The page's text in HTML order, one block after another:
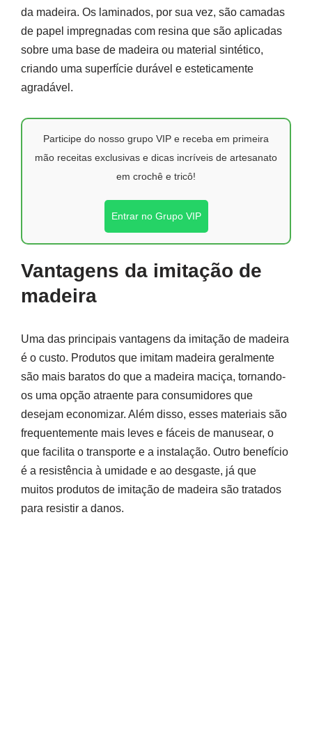
da madeira. Os laminados, por sua vez, são camadas
de papel impregnadas com resina que são aplicadas
sobre uma base de madeira ou material sintético,
criando uma superfície durável e esteticamente
agradável.
Participe do nosso grupo VIP e receba em primeira
mão receitas exclusivas e dicas incríveis de artesanato
em crochê e tricô!
Entrar no Grupo VIP
Vantagens da imitação de
madeira
Uma das principais vantagens da imitação de madeira
é o custo. Produtos que imitam madeira geralmente
são mais baratos do que a madeira maciça, tornando-
os uma opção atraente para consumidores que
desejam economizar. Além disso, esses materiais são
frequentemente mais leves e fáceis de manusear, o
que facilita o transporte e a instalação. Outro benefício
é a resistência à umidade e ao desgaste, já que
muitos produtos de imitação de madeira são tratados
para resistir a danos.